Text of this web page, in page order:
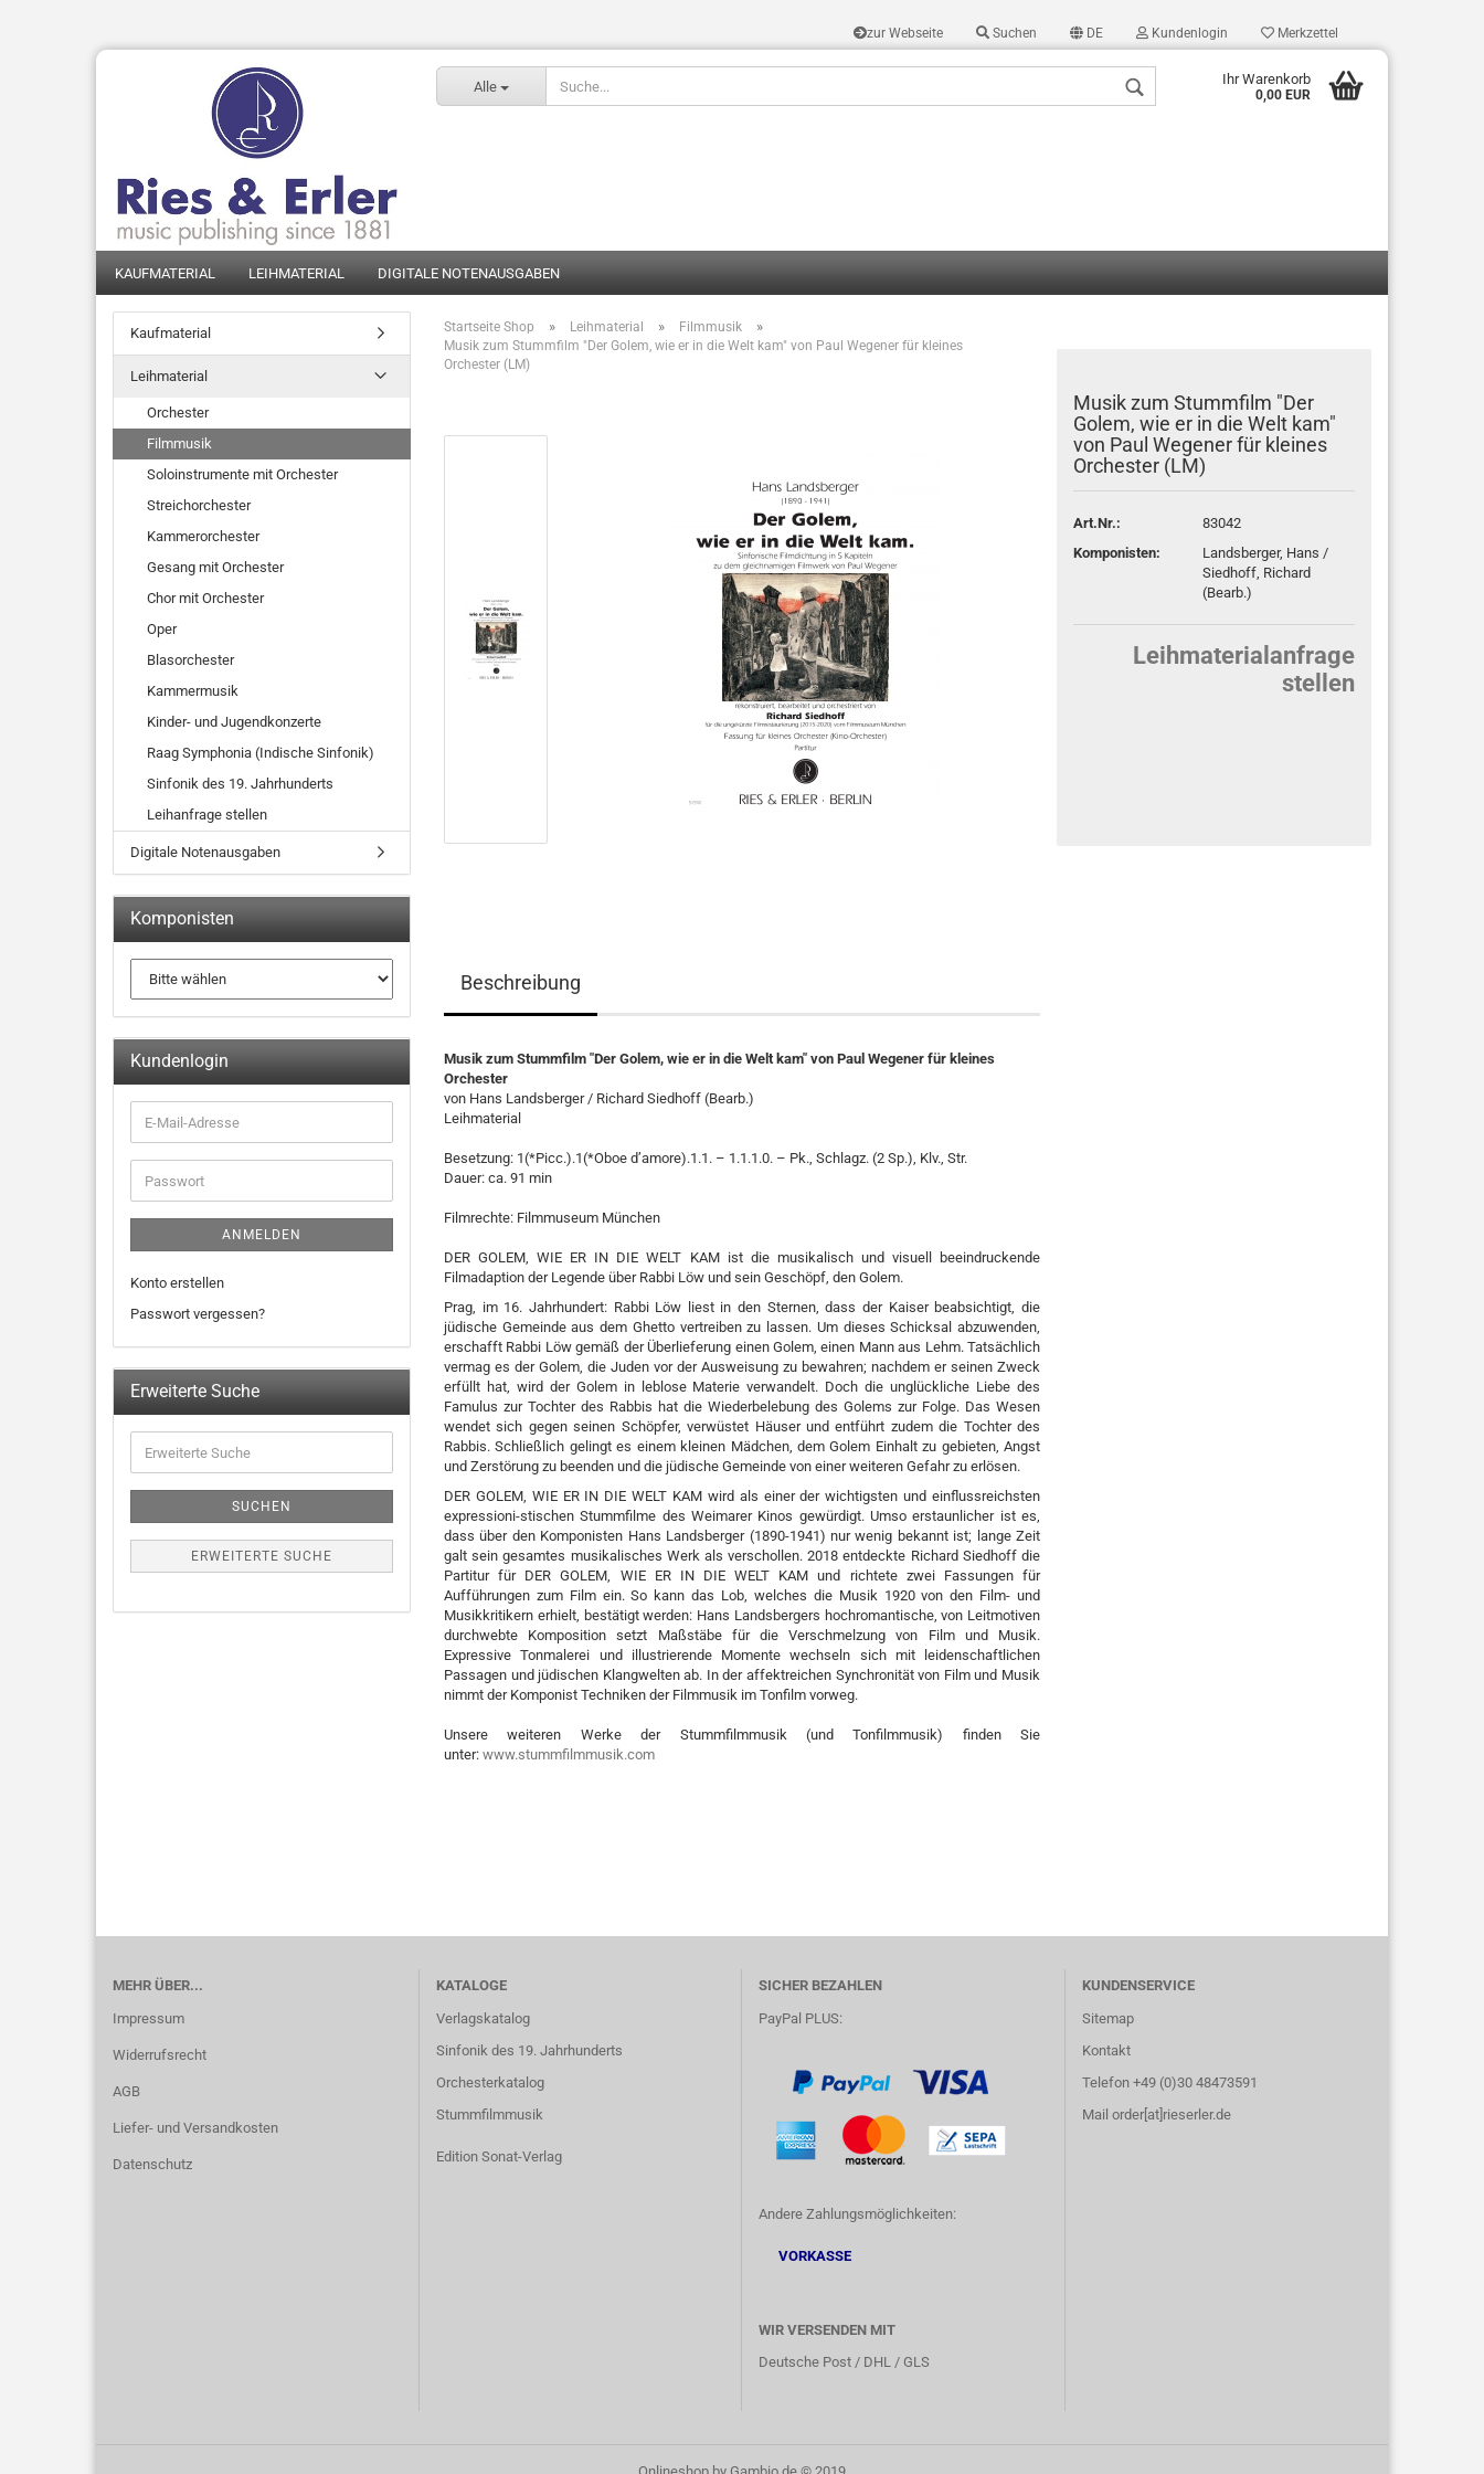
zur Webseite Suchen DE Kundenlogin
Konto erstellen
Merkzettel
Alle Ihr Warenkorb
0,00 EUR
KAUFMATERIAL LEIHMATERIAL DIGITALE NOTENAUSGABEN
Startseite Shop » Leihmaterial » Filmmusik »
Musik zum Stummfilm "Der Golem, wie er in die Welt kam" von Paul Wegener für kleines
Orchester (LM)
Musik zum Stummfilm "Der
Golem, wie er in die Welt kam"
von Paul Wegener für kleines
Orchester (LM)
Art.Nr.:
83042
Komponisten:
Landsberger, Hans /
Siedhoff, Richard
(Bearb.)
Leihmaterialanfrage
stellen
Beschreibung
Musik zum Stummfilm "Der Golem, wie er in die Welt kam" von Paul Wegener für kleines
Orchester
von Hans Landsberger / Richard Siedhoff (Bearb.)
Leihmaterial
Besetzung: 1(*Picc.).1(*Oboe d’amore).1.1. – 1.1.1.0. – Pk., Schlagz. (2 Sp.), Klv., Str.
Dauer: ca. 91 min
Filmrechte: Filmmuseum München
DER GOLEM, WIE ER IN DIE WELT KAM ist die musikalisch und visuell beeindruckende
Filmadaption der Legende über Rabbi Löw und sein Geschöpf, den Golem.
Prag, im 16. Jahrhundert: Rabbi Löw liest in den Sternen, dass der Kaiser beabsichtigt, die
jüdische Gemeinde aus dem Ghetto vertreiben zu lassen. Um dieses Schicksal abzuwenden,
erschafft Rabbi Löw gemäß der Überlieferung einen Golem, einen Mann aus Lehm. Tatsächlich
vermag es der Golem, die Juden vor der Ausweisung zu bewahren; nachdem er seinen Zweck
erfüllt hat, wird der Golem in leblose Materie verwandelt. Doch die unglückliche Liebe des
Famulus zur Tochter des Rabbis hat die Wiederbelebung des Golems zur Folge. Das Wesen
wendet sich gegen seinen Schöpfer, verwüstet Häuser und entführt zudem die Tochter des
Rabbis. Schließlich gelingt es einem kleinen Mädchen, dem Golem Einhalt zu gebieten, Angst
und Zerstörung zu beenden und die jüdische Gemeinde von einer weiteren Gefahr zu erlösen.
DER GOLEM, WIE ER IN DIE WELT KAM wird als einer der wichtigsten und einflussreichsten
expressioni-stischen Stummfilme des Weimarer Kinos gewürdigt. Umso erstaunlicher ist es,
dass über den Komponisten Hans Landsberger (1890-1941) nur wenig bekannt ist; lange Zeit
galt sein gesamtes musikalisches Werk als verschollen. 2018 entdeckte Richard Siedhoff die
Partitur für DER GOLEM, WIE ER IN DIE WELT KAM und richtete zwei Fassungen für
Aufführungen zum Film ein. So kann das Lob, welches die Musik 1920 von den Film- und
Musikkritikern erhielt, bestätigt werden: Hans Landsbergers hochromantische, von Leitmotiven
durchwebte Komposition setzt Maßstäbe für die Verschmelzung von Film und Musik.
Expressive Tonmalerei und illustrierende Momente wechseln sich mit leidenschaftlichen
Passagen und jüdischen Klangwelten ab. In der affektreichen Synchronität von Film und Musik
nimmt der Komponist Techniken der Filmmusik im Tonfilm vorweg.
Unsere weiteren Werke der Stummfilmmusik (und Tonfilmmusik) finden Sie
unter: www.stummfilmmusik.com
Kaufmaterial
Leihmaterial
Orchester
Filmmusik
Soloinstrumente mit Orchester
Streichorchester
Kammerorchester
Gesang mit Orchester
Chor mit Orchester
Oper
Blasorchester
Kammermusik
Kinder- und Jugendkonzerte
Raag Symphonia (Indische Sinfonik)
Sinfonik des 19. Jahrhunderts
Leihanfrage stellen
Digitale Notenausgaben
Komponisten
Kundenlogin
ANMELDEN
Konto erstellen
Passwort vergessen?
Erweiterte Suche
SUCHEN
ERWEITERTE SUCHE
MEHR ÜBER...
Impressum
Widerrufsrecht
AGB
Liefer- und Versandkosten
Datenschutz
KATALOGE
Verlagskatalog
Sinfonik des 19. Jahrhunderts
Orchesterkatalog
Stummfilmmusik
Edition Sonat-Verlag
SICHER BEZAHLEN
PayPal PLUS:
Andere Zahlungsmöglichkeiten:
VORKASSE
WIR VERSENDEN MIT
Deutsche Post / DHL / GLS
KUNDENSERVICE
Sitemap
Kontakt
Telefon +49 (0)30 48473591
Mail order[at]rieserler.de